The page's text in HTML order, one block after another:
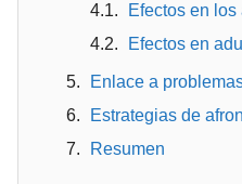
Efectos en
Efectos en
Enlace a
Estrategias de
Resumen